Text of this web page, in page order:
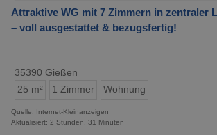
Attraktive WG mit 7 Zimmern in zentraler
– voll ausgestattet & bezugsfertig!
35390 Gießen
25 m²
1 Zimmer Wohnung
Quelle: Internet-Kleinanzeigen
Aktualisiert: 2 Stunden, 31 Minuten